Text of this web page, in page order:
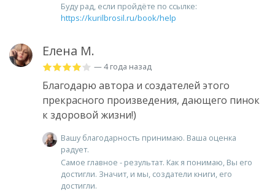
Буду рад, если пройдёте по ссылке:
https://kurilbrosil.ru/book/help
Елена М.
— 4 года назад
Благодарю автора и создателей этого
прекрасного произведения, дающего пинок
к здоровой жизни!)
Вашу благодарность принимаю. Ваша оценка
радует.
Самое главное - результат. Как я понимаю, Вы его
достигли. Значит, и мы, создатели книги, его
достигли.